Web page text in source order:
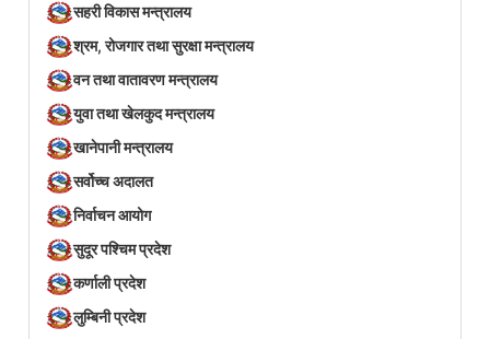
सहरी विकास मन्त्रालय
श्रम, रोजगार तथा सुरक्षा मन्त्रालय
वन तथा वातावरण मन्त्रालय
युवा तथा खेलकुद मन्त्रालय
खानेपानी मन्त्रालय
सर्वोच्च अदालत
निर्वाचन आयोग
सुदूर पश्चिम प्रदेश
कर्णाली प्रदेश
लुम्बिनी प्रदेश